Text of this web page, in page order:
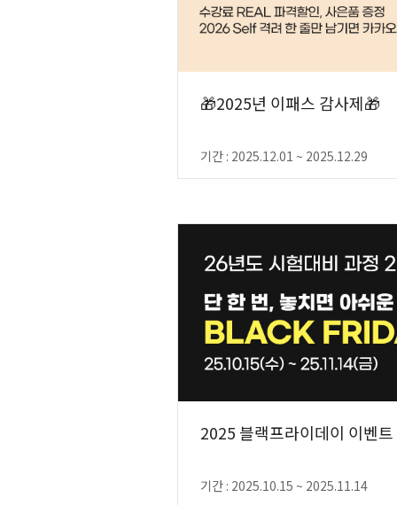
🎁2025년 이패스 감사제🎁
기간 : 2025.12.01 ~ 2025.12.29
2025 블랙프라이데이 이벤트
기간 : 2025.10.15 ~ 2025.11.14